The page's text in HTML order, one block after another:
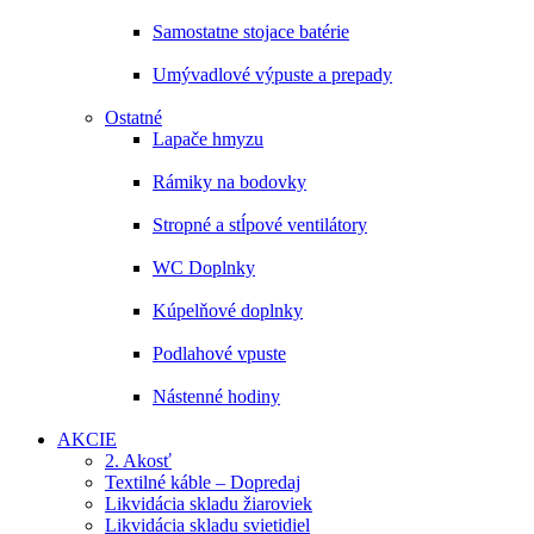
Samostatne stojace batérie
Umývadlové výpuste a prepady
Ostatné
Lapače hmyzu
Rámiky na bodovky
Stropné a stĺpové ventilátory
WC Doplnky
Kúpelňové doplnky
Podlahové vpuste
Nástenné hodiny
AKCIE
2. Akosť
Textilné káble – Dopredaj
Likvidácia skladu žiaroviek
Likvidácia skladu svietidiel